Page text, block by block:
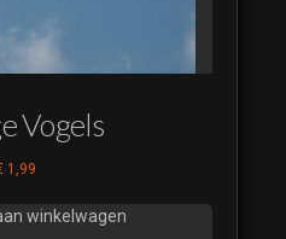
Vogels
1,99
winkelwagen